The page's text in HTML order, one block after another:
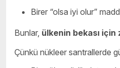
Birer “olsa iyi olur”
Bunlar, ülkenin bekası için
Çünkü nükleer santrallerde